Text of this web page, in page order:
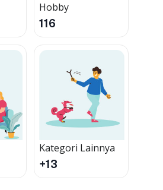
Hobby
116
Kategori Lainnya
+13